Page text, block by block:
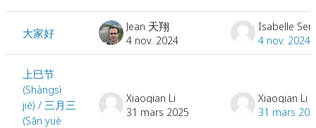
大家好
Jean 天翔
4 nov. 2024
Isabelle
4 nov. 2024
上巳节
(Shàngsì
jié) / 三月三
(Sān yuè
Xiaoqian Li
31 mars 2025
Xiaoqian Li
31 mars